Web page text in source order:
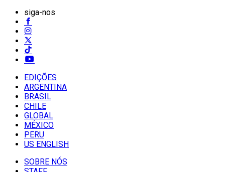
siga-nos
EDIÇÕES
ARGENTINA
BRASIL
CHILE
GLOBAL
MÉXICO
PERU
US ENGLISH
SOBRE NÓS